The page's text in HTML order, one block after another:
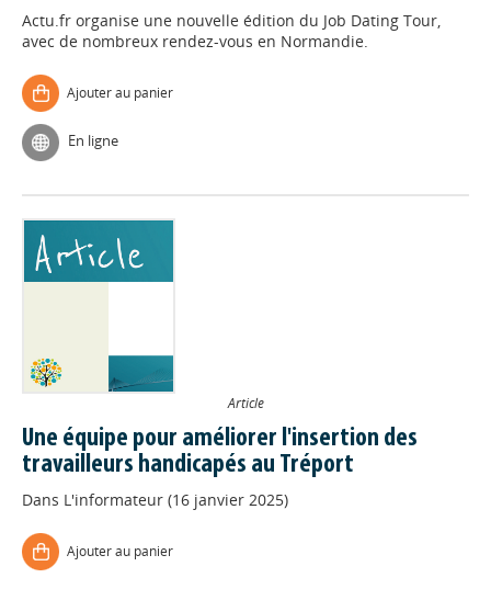
Actu.fr organise une nouvelle édition du Job Dating Tour,
avec de nombreux rendez-vous en Normandie.
Ajouter au panier
En ligne
Article
Une équipe pour améliorer l'insertion des
travailleurs handicapés au Tréport
Dans L'informateur (16 janvier 2025)
Ajouter au panier